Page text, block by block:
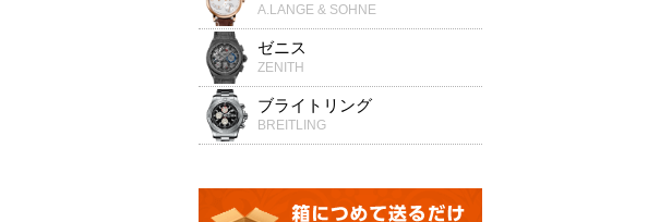
A.LANGE & SOHNE
ゼニス
ZENITH
ブライトリング
BREITLING